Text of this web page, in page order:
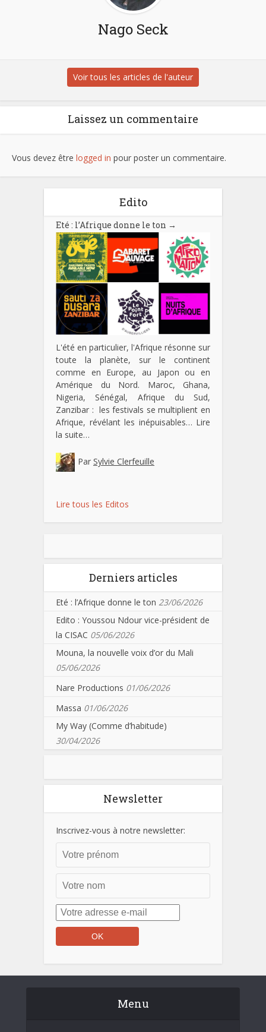
Nago Seck
Voir tous les articles de l'auteur
Laissez un commentaire
Vous devez être logged in pour poster un commentaire.
Edito
Eté : l’Afrique donne le ton →
L'été en particulier, l'Afrique résonne sur
toute la planète, sur le continent
comme en Europe, au Japon ou en
Amérique du Nord. Maroc, Ghana,
Nigeria, Sénégal, Afrique du Sud,
Zanzibar : les festivals se multiplient en
Afrique, révélant les inépuisables… Lire
la suite…
Par Sylvie Clerfeuille
Lire tous les Editos
Derniers articles
Eté : l’Afrique donne le ton 23/06/2026
Edito : Youssou Ndour vice-président de
la CISAC 05/06/2026
Mouna, la nouvelle voix d’or du Mali
05/06/2026
Nare Productions 01/06/2026
Massa 01/06/2026
My Way (Comme d’habitude)
30/04/2026
Newsletter
Inscrivez-vous à notre newsletter:
Menu